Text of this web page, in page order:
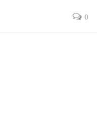
0